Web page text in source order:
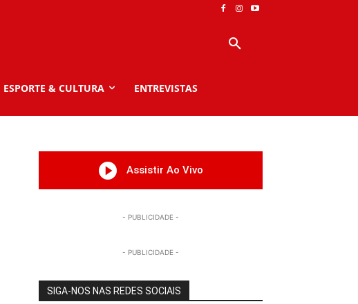
ESPORTE & CULTURA ENTREVISTAS
Assistir Ao Vivo
- PUBLICIDADE -
- PUBLICIDADE -
SIGA-NOS NAS REDES SOCIAIS